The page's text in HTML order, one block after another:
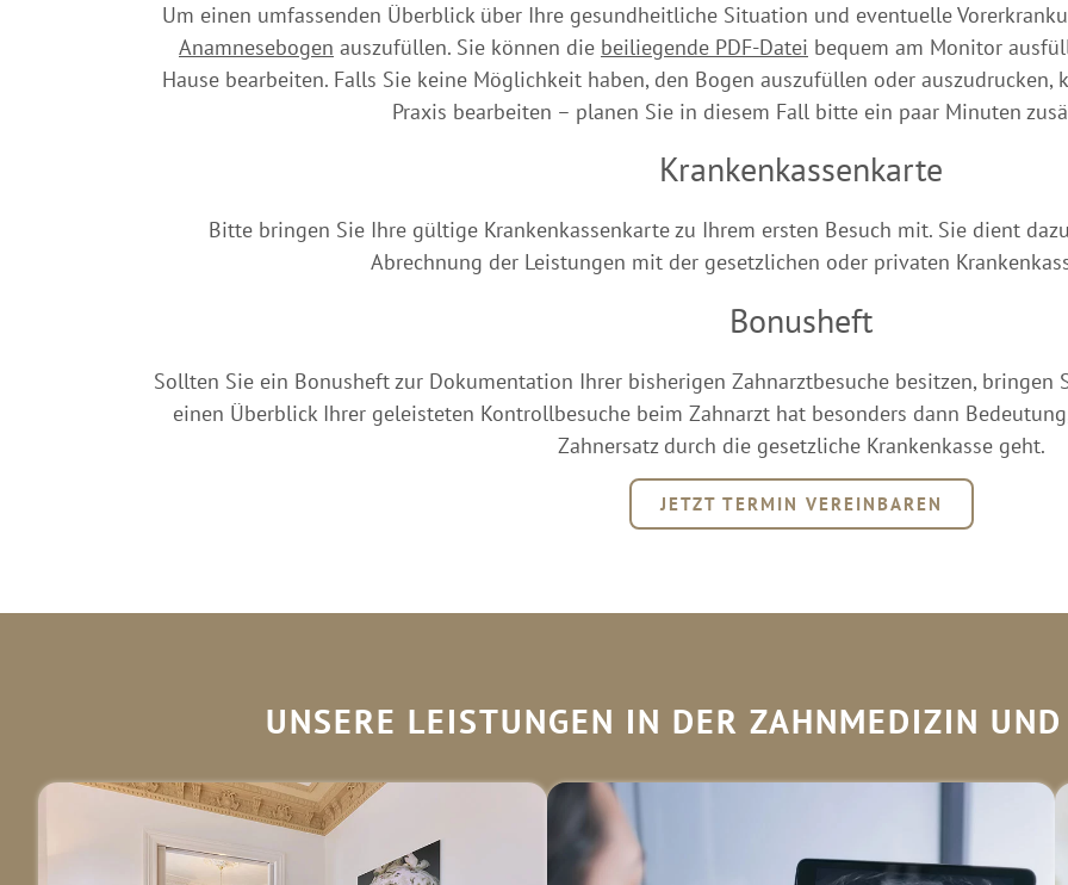
Um einen umfassenden Überblick über Ihre gesundheitliche Situation und eventuelle
Anamnesebogen auszufüllen. Sie können die beiliegende PDF-Datei bequem am Monitor
Hause bearbeiten. Falls Sie keine Möglichkeit haben, den Bogen auszufüllen oder
Praxis bearbeiten – planen Sie in diesem Fall bitte ein paar Minuten
Krankenkassenkarte
Bitte bringen Sie Ihre gültige Krankenkassenkarte zu Ihrem ersten Besuch mit. Sie dient
Abrechnung der Leistungen mit der gesetzlichen oder privaten
Bonusheft
Sollten Sie ein Bonusheft zur Dokumentation Ihrer bisherigen Zahnarztbesuche besitzen, bringen
einen Überblick Ihrer geleisteten Kontrollbesuche beim Zahnarzt hat besonders dann
Zahnersatz durch die gesetzliche Krankenkasse geht.
JETZT TERMIN VEREINBAREN
UNSERE LEISTUNGEN IN DER ZAHNMEDIZIN